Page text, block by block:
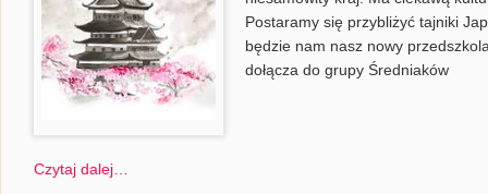
Postaramy się przybliżyć tajniki
będzie nam nasz nowy
dołącza do grupy Średniaków
Czytaj dalej…